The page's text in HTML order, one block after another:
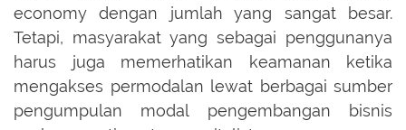
economy dengan jumlah yang sangat besar.
Tetapi, masyarakat yang sebagai penggunanya
harus juga memerhatikan keamanan ketika
mengakses permodalan lewat berbagai sumber
pengumpulan modal pengembangan bisnis